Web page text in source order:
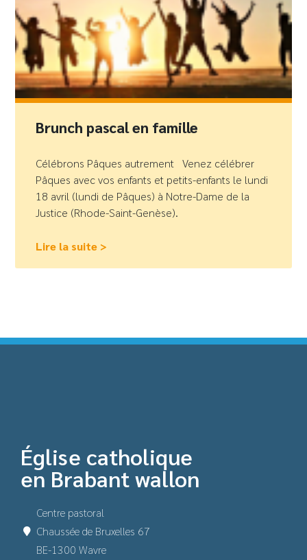
Brunch pascal en famille
Célébrons Pâques autrement Venez célébrer
Pâques avec vos enfants et petits-enfants le lundi
18 avril (lundi de Pâques) à Notre-Dame de la
Justice (Rhode-Saint-Genèse).
Lire la suite >
Église catholique
en Brabant wallon
Centre pastoral
Chaussée de Bruxelles 67
BE-1300 Wavre